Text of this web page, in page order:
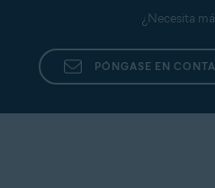
¿Necesita
PÓNGASE EN